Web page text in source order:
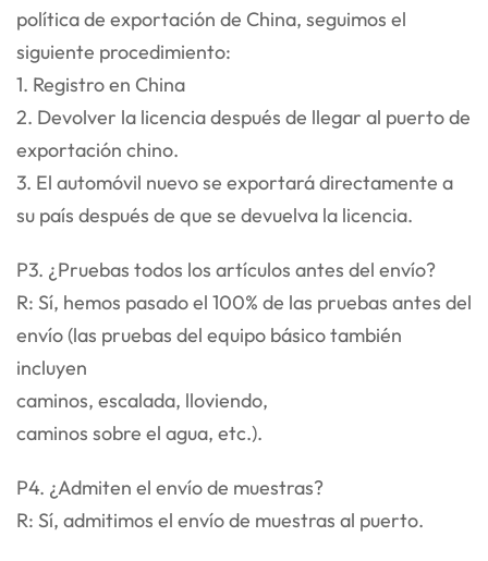
política de exportación de China, seguimos el
siguiente procedimiento:
1. Registro en China
2. Devolver la licencia después de llegar al puerto de
exportación chino.
3. El automóvil nuevo se exportará directamente a
su país después de que se devuelva la licencia.
P3. ¿Pruebas todos los artículos antes del envío?
R: Sí, hemos pasado el 100% de las pruebas antes del
envío (las pruebas del equipo básico también
incluyen
caminos, escalada, lloviendo,
caminos sobre el agua, etc.).
P4. ¿Admiten el envío de muestras?
R: Sí, admitimos el envío de muestras al puerto.